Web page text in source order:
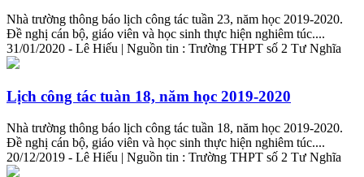
Nhà trường thông báo lịch công tác tuần 23, năm học 2019-2020.
Đề nghị cán bộ, giáo viên và học sinh thực hiện nghiêm túc....
31/01/2020 - Lê Hiếu | Nguồn tin : Trường THPT số 2 Tư Nghĩa
Lịch công tác tuàn 18, năm học 2019-2020
Nhà trường thông báo lịch công tác tuần 18, năm học 2019-2020.
Đề nghị cán bộ, giáo viên và học sinh thực hiện nghiêm túc....
20/12/2019 - Lê Hiếu | Nguồn tin : Trường THPT số 2 Tư Nghĩa